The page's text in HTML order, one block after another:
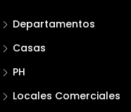
Departamentos
Casas
PH
Locales Comerciales